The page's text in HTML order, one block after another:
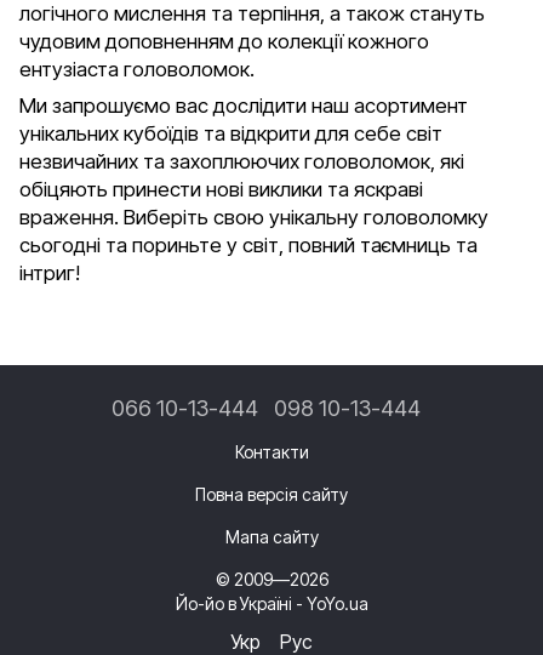
логічного мислення та терпіння, а також стануть
чудовим доповненням до колекції кожного
ентузіаста головоломок.
Ми запрошуємо вас дослідити наш асортимент
унікальних кубоїдів та відкрити для себе світ
незвичайних та захоплюючих головоломок, які
обіцяють принести нові виклики та яскраві
враження. Виберіть свою унікальну головоломку
сьогодні та пориньте у світ, повний таємниць та
інтриг!
066 10-13-444 098 10-13-444
Контакти
Повна версія сайту
Мапа сайту
© 2009—2026
Йо-йо в Україні - YoYo.ua
Укр Рус